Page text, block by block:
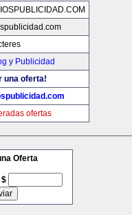
y Publicidad
una oferta!
ofertas
Oferta
$